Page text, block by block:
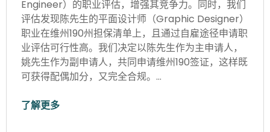
Engineer）的职业评估，增强其竞争力。同时，我们
评估发现陈先生的平面设计师（Graphic Designer）
职业在维州190州担保清单上，且通过自雇途径申请职
业评估可行性高。我们决定以陈先生作为主申请人，
姚先生作为副申请人，共同申请维州190签证，这样既
可获得配偶加分，又完全合规。…
了解更多